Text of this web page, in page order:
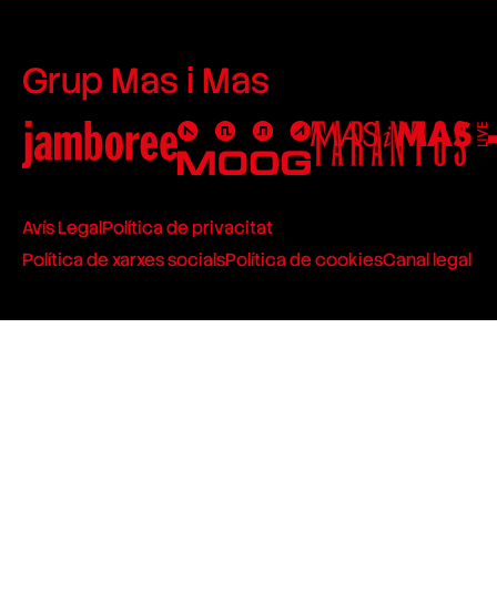
Grup Mas i Mas
Avís LegalPolítica de privacitat
Política de xarxes socialsPolítica de cookiesCanal legal